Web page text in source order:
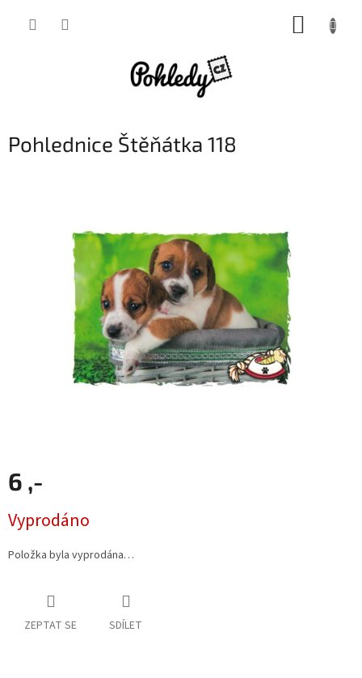
Pohlednice Štěňátka 118
6 ,-
cena:
Vyprodáno
Položka byla vyprodána…
ZEPTAT SE SDÍLET